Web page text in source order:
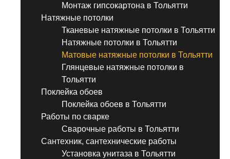
Монтаж гипсокартона в Тольятти
Натяжные потолки
Тканевые натяжные потолки в Тольятти
Натяжные потолки в Тольятти
Матовые натяжные потолки в Тольятти
Глянцевые натяжные потолки в
Тольятти
Поклейка обоев
Поклейка обоев в Тольятти
Работы по сварке
Сварочные работы в Тольятти
Сантехник, сантехнические работы
Установка унитаза в Тольятти